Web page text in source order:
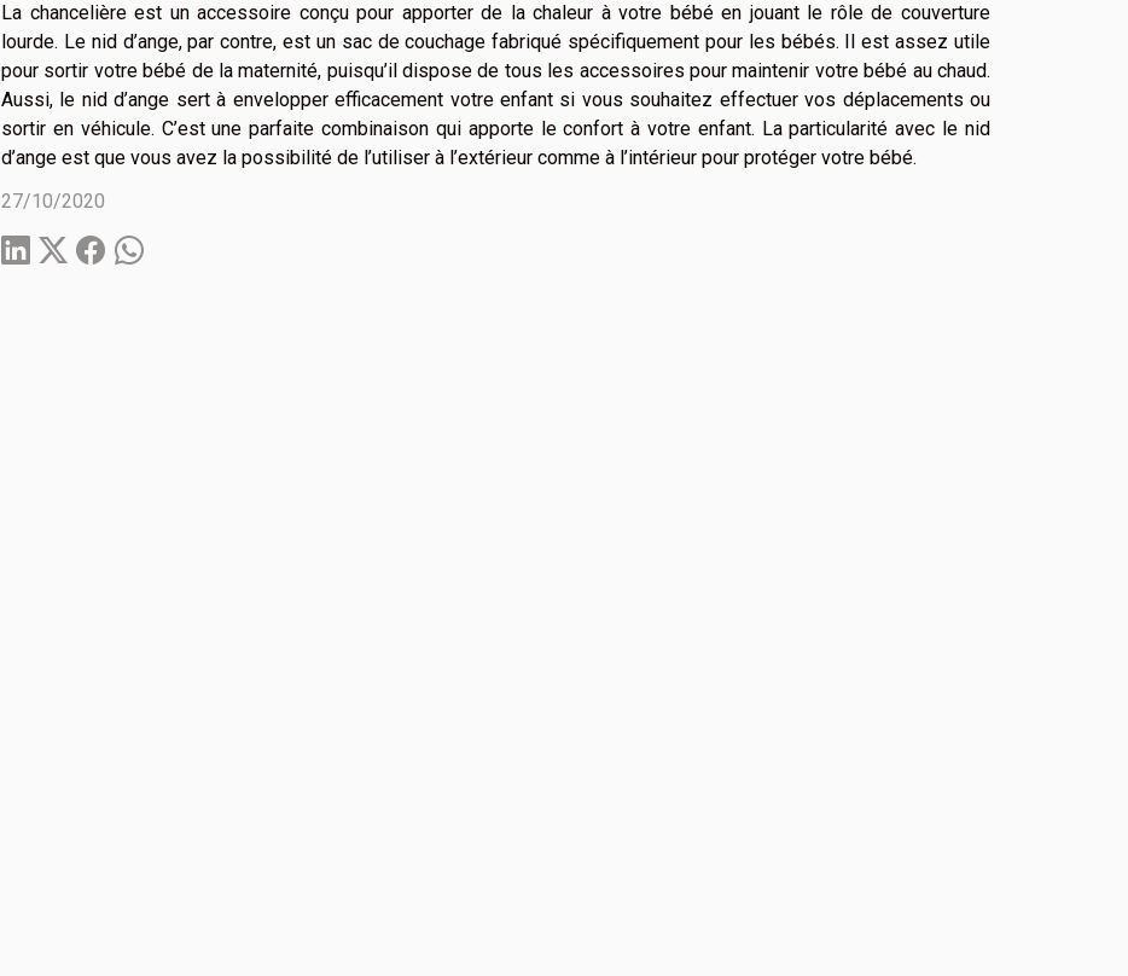
La chancelière est un accessoire conçu pour apporter de la chaleur à votre bébé en jouant le rôle de couverture
lourde. Le nid d’ange, par contre, est un sac de couchage fabriqué spécifiquement pour les bébés. Il est assez utile
pour sortir votre bébé de la maternité, puisqu’il dispose de tous les accessoires pour maintenir votre bébé au chaud.
Aussi, le nid d’ange sert à envelopper efficacement votre enfant si vous souhaitez effectuer vos déplacements ou
sortir en véhicule. C’est une parfaite combinaison qui apporte le confort à votre enfant. La particularité avec le nid
d’ange est que vous avez la possibilité de l’utiliser à l’extérieur comme à l’intérieur pour protéger votre bébé.
27/10/2020